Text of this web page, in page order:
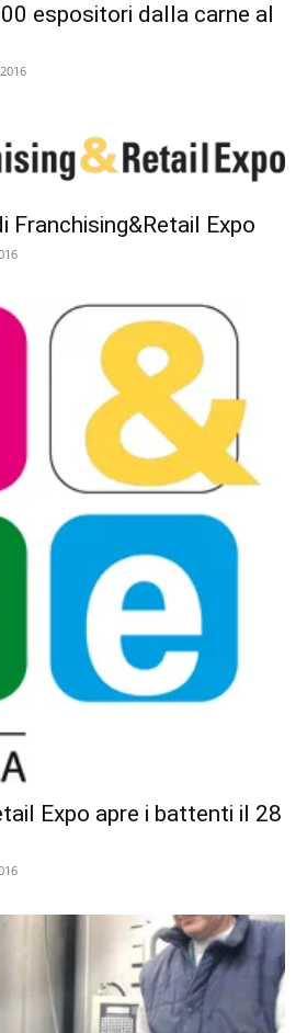
espositori dalla carne al
Franchising&Retail Expo
Expo apre i battenti il 28